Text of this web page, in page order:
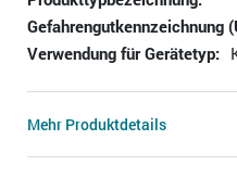
Gefahrengutkennzeichnung
Verwendung für Gerätetyp:
Mehr Produktdetails